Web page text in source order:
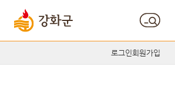
로그인회원가입